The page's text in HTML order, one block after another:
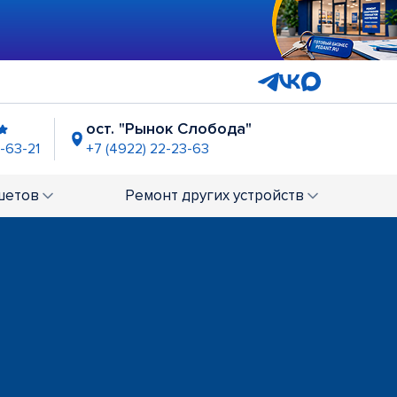
63-21
ост. "Рынок Слобода"
+7 (4922) 22-23-63
Ремонт других устройств